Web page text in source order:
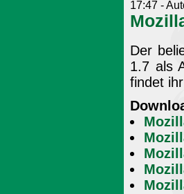
17:47 -
Der
1.7 als
findet